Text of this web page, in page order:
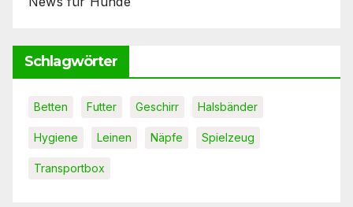
Schlagwörter
Betten Futter Geschirr Halsbänder
Hygiene Leinen Näpfe Spielzeug
Transportbox